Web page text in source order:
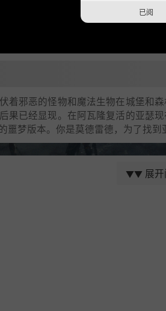
着邪恶的怪物和魔法生物在城堡和
果已经显现。在阿瓦隆复活的亚瑟
噩梦版本。你是莫德雷德，为了找
▼▼ 展
已阅